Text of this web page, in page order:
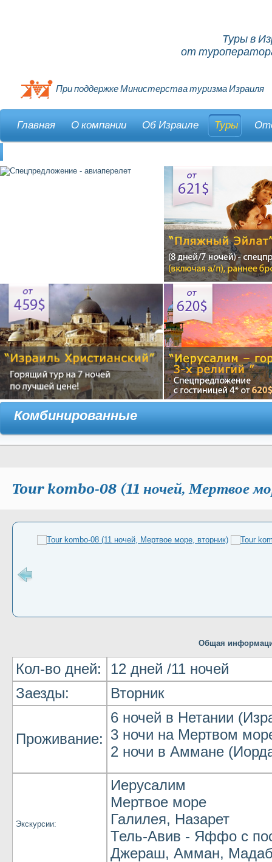
При поддержке Министерства туризма Израиля
Туры в
от
Главная О компании Об Израиле Туры
Комбинированные
Tour kombo-08 (11 ночей, Мертвое
Общая
Кол-во дней:
12 дней /11 ночей
Заезды:
Вторник
Проживание:
6 ночей в Нетании
3 ночи на Мертвом
2 ночи в Аммане
Экскурсии:
Иерусалим
Мертвое море
Галилея, Назарет
Тель-Авив - Яффо с
Джераш, Амман,